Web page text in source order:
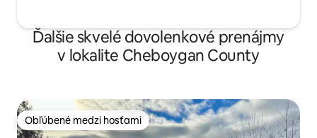
Ďalšie skvelé dovolenkové prenájmy
v lokalite Cheboygan County
Obľúbené medzi hosťami
Obľúbené medzi hosťami